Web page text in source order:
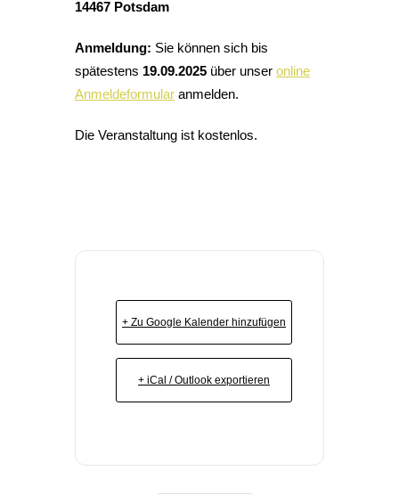
14467 Potsdam
Anmeldung: Sie können sich bis
spätestens 19.09.2025 über unser online
Anmeldeformular anmelden.
Die Veranstaltung ist kostenlos.
+ Zu Google Kalender hinzufügen
+ iCal / Outlook exportieren